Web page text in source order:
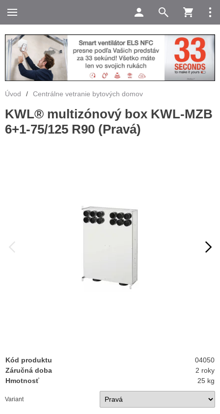
Úvod / Centrálne vetranie bytových domov
KWL® multizónový box KWL-MZB
6+1-75/125 R90 (Pravá)
Kód produktu
04050
Záručná doba
2 roky
Hmotnosť
25 kg
Variant